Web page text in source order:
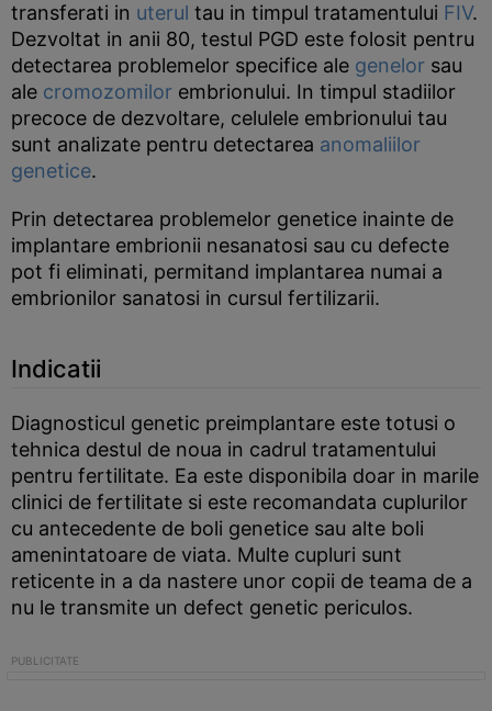
transferati in uterul tau in timpul tratamentului FIV.
Dezvoltat in anii 80, testul PGD este folosit pentru
detectarea problemelor specifice ale genelor sau
ale cromozomilor embrionului. In timpul stadiilor
precoce de dezvoltare, celulele embrionului tau
sunt analizate pentru detectarea anomaliilor
genetice.
Prin detectarea problemelor genetice inainte de
implantare embrionii nesanatosi sau cu defecte
pot fi eliminati, permitand implantarea numai a
embrionilor sanatosi in cursul fertilizarii.
Indicatii
Diagnosticul genetic preimplantare este totusi o
tehnica destul de noua in cadrul tratamentului
pentru fertilitate. Ea este disponibila doar in marile
clinici de fertilitate si este recomandata cuplurilor
cu antecedente de boli genetice sau alte boli
amenintatoare de viata. Multe cupluri sunt
reticente in a da nastere unor copii de teama de a
nu le transmite un defect genetic periculos.